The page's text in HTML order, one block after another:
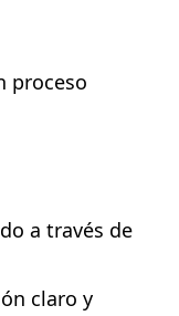
proceso
a través de
claro y